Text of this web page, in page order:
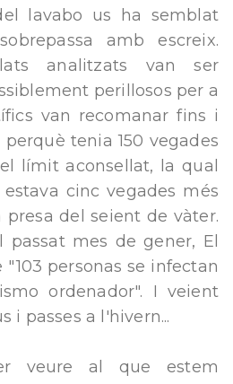
lavabo us ha semblat
amb escreix.
analitzats van ser
perillosos per a
van recomanar fins i
tenia 150 vegades
límit aconsellat, la qual
cinc vegades més
del seient de vàter.
passat mes de gener, El
personas se infectan
ordenador". I veient
i passes a l'hivern...
veure al que estem